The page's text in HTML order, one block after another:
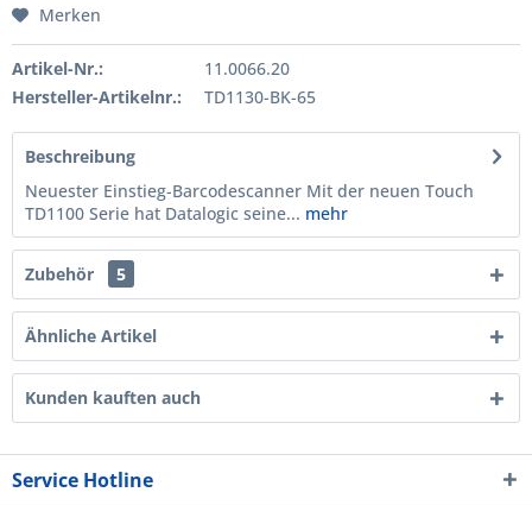
Merken
Artikel-Nr.:
11.0066.20
Hersteller-Artikelnr.:
TD1130-BK-65
Beschreibung
Neuester Einstieg-Barcodescanner Mit der neuen Touch
TD1100 Serie hat Datalogic seine... mehr
Zubehör 5
Ähnliche Artikel
Kunden kauften auch
Service Hotline